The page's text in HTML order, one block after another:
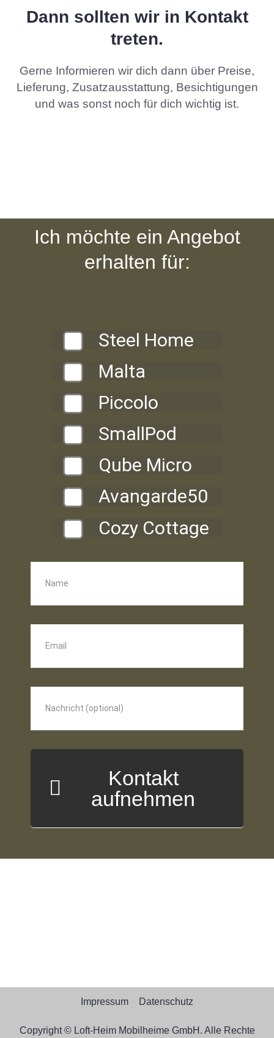
Dann sollten wir in Kontakt
treten.
Gerne Informieren wir dich dann über Preise,
Lieferung, Zusatzausstattung, Besichtigungen
und was sonst noch für dich wichtig ist.
Ich möchte ein Angebot
erhalten für:
Steel Home
Malta
Piccolo
SmallPod
Qube Micro
Avangarde50
Cozy Cottage
Kontakt
aufnehmen
Impressum Datenschutz
Copyright © Loft-Heim Mobilheime GmbH. Alle Rechte